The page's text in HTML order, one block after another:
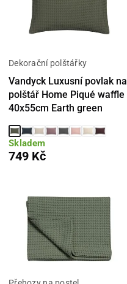
Dekorační polštářky
Vandyck Luxusní povlak na
polštář Home Piqué waffle
40x55cm Earth green
Skladem
749 Kč